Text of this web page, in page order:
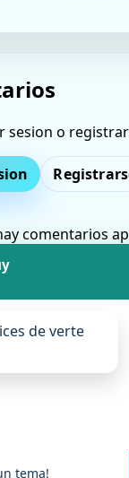
sesion o
comentarios
vivo
de verte